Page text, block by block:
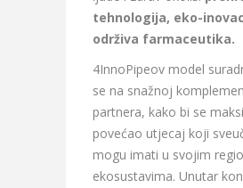
tehnologija, eko-
održiva farmaceutika.
4InnoPipeov model
se na snažnoj
partnera, kako bi se
povećao utjecaj koji
mogu imati u svojim
ekosustavima. Unutar